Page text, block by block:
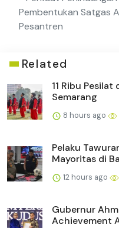
Pembentukan Satgas
Pesantren
Related
11 Ribu
Semarang
8 hours ago
Pelaku
Mayoritas di
12 hours ago
Gubernur
Achievement